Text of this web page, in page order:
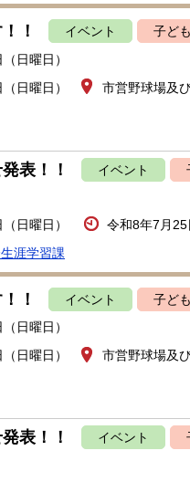
！ イベント
子ども
日曜日）
日曜日）
市営野球場及
表！！ イベント
日曜日）
令和8年7月25
涯学習課
！ イベント
子ども
日曜日）
日曜日）
市営野球場及
表！！ イベント